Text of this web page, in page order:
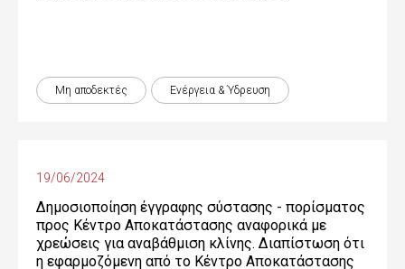
Μη αποδεκτές Ενέργεια & Ύδρευση
19/06/2024
Δημοσιοποίηση έγγραφης σύστασης - πορίσματος
προς Κέντρο Αποκατάστασης αναφορικά με
χρεώσεις για αναβάθμιση κλίνης. Διαπίστωση ότι
η εφαρμοζόμενη από το Κέντρο Αποκατάστασης